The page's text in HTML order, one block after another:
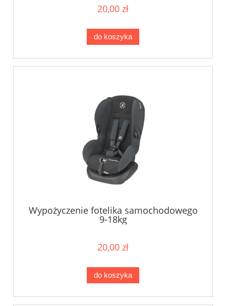
20,00 zł
do koszyka
Wypożyczenie fotelika samochodowego
9-18kg
20,00 zł
do koszyka